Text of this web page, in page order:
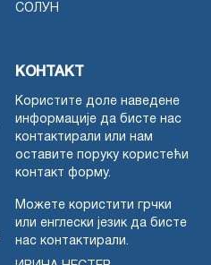
СОЛУН
КОНТАКТ
Користите доле наведене
информације да бисте нас
контактирали или нам
оставите поруку користећи
контакт форму.
Можете користити грчки
или енглески језик да бисте
нас контактирали.